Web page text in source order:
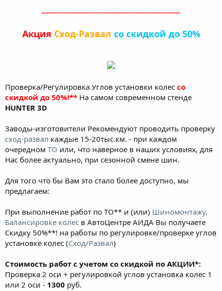
--------------------------------------------------------
Акция Сход-Развал со скидкой до 50%
Проверка/Регулировка Углов установки колес со
скидкой до 50%!** На самом современном стенде
HUNTER 3D
Заводы-изготовители Рекомендуют проводить проверку
сход-развал каждые 15-20тыс.км. - при каждом
очередном ТО или, что наверное в наших условиях, для
Нас более актуально, при сезонной смене шин.
Для того что бы Вам это стало более доступно, мы
предлагаем:
При выполнение работ по ТО** и (или) Шиномонтажу,
Балансировке колес в АвтоЦентре АИДА Вы получаете
Скидку 50%**! на работы по регулировке/проверке углов
установке колес (Сход/Развал)
Стоимость работ с учетом со скидкой по АКЦИИ*:
Проверка 2 оси + регулировкой углов установка колес 1
или 2 оси - 1300 руб.